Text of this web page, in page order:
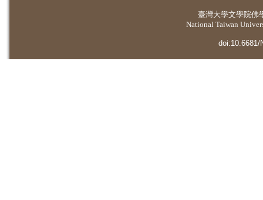
臺灣大學文學院佛
National Taiwan
doi:10.6681/